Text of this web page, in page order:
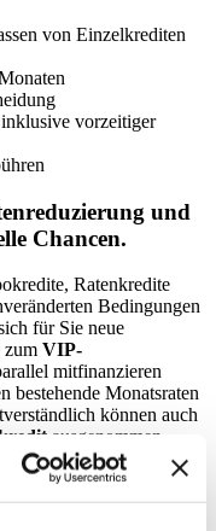
von Einzelkrediten
vorzeitiger
und
Chancen.
Ratenkredite
Bedingungen
für Sie neue
zum VIP-
mitfinanzieren
bestehende Monatsraten
können auch
ausgenommen
möglich, auch